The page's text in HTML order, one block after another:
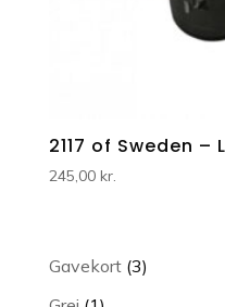
2117 of Sweden
245,00 kr.
Gavekort 33